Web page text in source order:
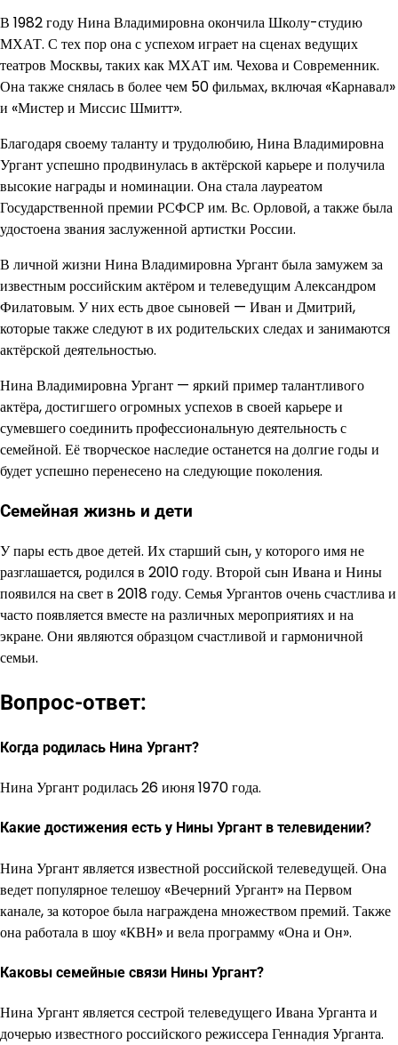
В 1982 году Нина Владимировна окончила Школу-студию
МХАТ. С тех пор она с успехом играет на сценах ведущих
театров Москвы, таких как МХАТ им. Чехова и Современник.
Она также снялась в более чем 50 фильмах, включая «Карнавал»
и «Мистер и Миссис Шмитт».
Благодаря своему таланту и трудолюбию, Нина Владимировна
Ургант успешно продвинулась в актёрской карьере и получила
высокие награды и номинации. Она стала лауреатом
Государственной премии РСФСР им. Вс. Орловой, а также была
удостоена звания заслуженной артистки России.
В личной жизни Нина Владимировна Ургант была замужем за
известным российским актёром и телеведущим Александром
Филатовым. У них есть двое сыновей — Иван и Дмитрий,
которые также следуют в их родительских следах и занимаются
актёрской деятельностью.
Нина Владимировна Ургант — яркий пример талантливого
актёра, достигшего огромных успехов в своей карьере и
сумевшего соединить профессиональную деятельность с
семейной. Её творческое наследие останется на долгие годы и
будет успешно перенесено на следующие поколения.
Семейная жизнь и дети
У пары есть двое детей. Их старший сын, у которого имя не
разглашается, родился в 2010 году. Второй сын Ивана и Нины
появился на свет в 2018 году. Семья Ургантов очень счастлива и
часто появляется вместе на различных мероприятиях и на
экране. Они являются образцом счастливой и гармоничной
семьи.
Вопрос-ответ:
Когда родилась Нина Ургант?
Нина Ургант родилась 26 июня 1970 года.
Какие достижения есть у Нины Ургант в телевидении?
Нина Ургант является известной российской телеведущей. Она
ведет популярное телешоу «Вечерний Ургант» на Первом
канале, за которое была награждена множеством премий. Также
она работала в шоу «КВН» и вела программу «Она и Он».
Каковы семейные связи Нины Ургант?
Нина Ургант является сестрой телеведущего Ивана Урганта и
дочерью известного российского режиссера Геннадия Урганта.